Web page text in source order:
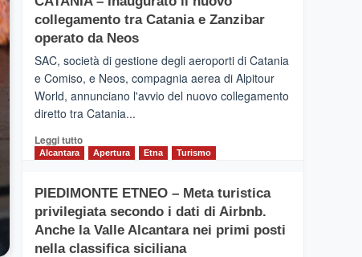
collegamento tra Catania e Zanzibar
operato da Neos
SAC, società di gestione degli aeroporti di Catania
e Comiso, e Neos, compagnia aerea di Alpitour
World, annunciano l'avvio del nuovo collegamento
diretto tra Catania...
Leggi tuttoLeggi
CATANIA
–
Inaugurato
il
Alcantara Apertura Etna Turismo
PIEDIMONTE ETNEO – Meta turistica
privilegiata secondo i dati di Airbnb.
Anche la Valle Alcantara nei primi posti
nella classifica siciliana